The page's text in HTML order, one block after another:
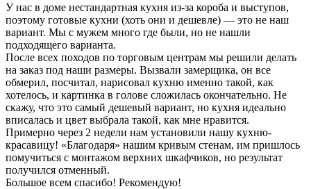
У нас в доме нестандартная кухня из-за короба и выступов,
поэтому готовые кухни (хоть они и дешевле) — это не наш
вариант. Мы с мужем много где были, но не нашли
подходящего варианта.
После всех походов по торговым центрам мы решили делать
на заказ под наши размеры. Вызвали замерщика, он все
обмерил, посчитал, нарисовал кухню именно такой, как
хотелось, и картинка в голове сложилась окончательно. Не
скажу, что это самый дешевый вариант, но кухня идеально
вписалась и цвет выбрала такой, как мне нравится.
Примерно через 2 недели нам установили нашу кухню-
красавицу! «Благодаря» нашим кривым стенам, им пришлось
помучиться с монтажом верхних шкафчиков, но результат
получился отменный.
Большое всем спасибо! Рекомендую!